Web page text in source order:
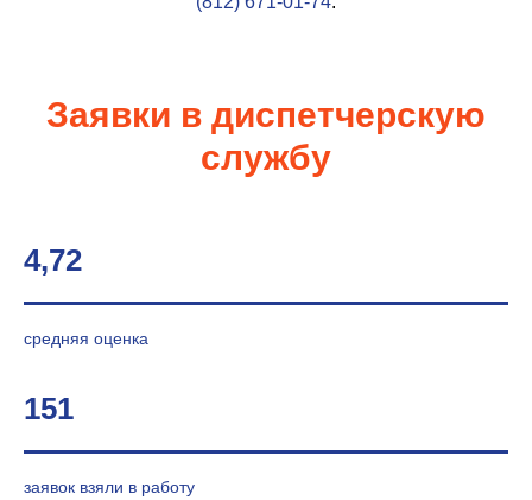
Заявки в диспетчерскую
службу
4,72
средняя оценка
151
заявок взяли в работу